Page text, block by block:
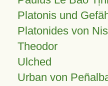
Platonis und
Platonides von
Theodor
Ulched
Urban von